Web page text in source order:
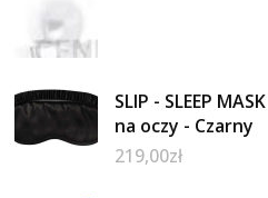
SLIP - SLEEP
na oczy - Czarny
219,00zł